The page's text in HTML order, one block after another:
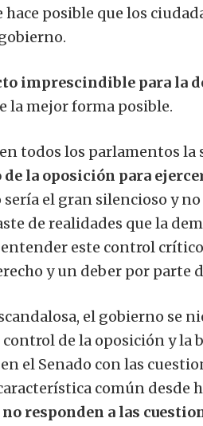
hace posible que los
imprescindible para la
la mejor forma posible.
todos los parlamentos
la oposición para
sería el gran silencioso y
de realidades que la
este control
y un deber por parte
el gobierno se
de la oposición y la
el Senado con las
común desde
responden a las